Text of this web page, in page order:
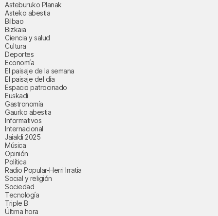
Asteburuko Planak
Asteko abestia
Bilbao
Bizkaia
Ciencia y salud
Cultura
Deportes
Economía
El paisaje de la semana
El paisaje del día
Espacio patrocinado
Euskadi
Gastronomía
Gaurko abestia
Informativos
Internacional
Jaialdi 2025
Música
Opinión
Política
Radio Popular-Herri Irratia
Social y religión
Sociedad
Tecnología
Triple B
Última hora